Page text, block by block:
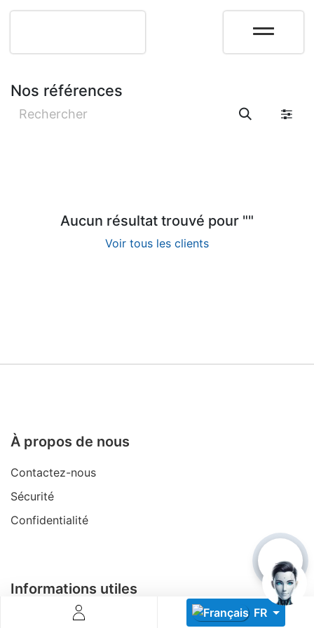
FR
Nos références
Aucun résultat trouvé pour ""
Voir tous les clients
À propos de nous
Contactez-nous
Sécurité
Confidentialité
Informations utiles
Devenez Partenaire
Descoperă RiA Ecosystem
Monitorizare în timp real și analiză date
Conectează roboți, software și servicii într-o singură
soluție
Scalabil de la 1 robot la zeci de unități